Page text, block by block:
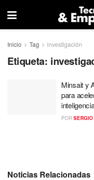
Inicio Tag investigación
Etiqueta:
Minsait y
para
POR
Noticias Relacionadas